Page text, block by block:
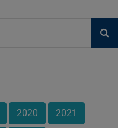
2020 2021